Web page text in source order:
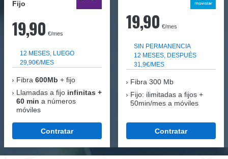
Fijo
19,90 €/mes
12 MESES, LUEGO
29,90€/MES
Fibra 600Mb + fijo
Llamadas a fijo infinitas +
60 min a números
móviles
Contratar
19,90 €/mes
SIN PERMANENCIA
12 MESES, DESPUÉS
31,9€/MES
Fibra 300 Mb
Fijo: ilimitadas a fijos +
50min/mes a móviles
Contratar